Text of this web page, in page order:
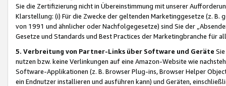
Sie die Zertifizierung nicht in Übereinstimmung mit unserer
Klarstellung: (i) Für die Zwecke der geltenden Marketinggesetze (z. B.
von 1991 und ähnlicher oder Nachfolgegesetze) sind Sie der
Gesetze und Standards und Best Practices der Marketingbranche für
5. Verbreitung von Partner-Links über Software und Geräte
nutzen bzw. keine Verlinkungen auf eine Amazon-Website wie
Software-Applikationen (z. B. Browser Plug-ins, Browser Helper
ein Endnutzer installieren und ausführen kann) und Geräten,